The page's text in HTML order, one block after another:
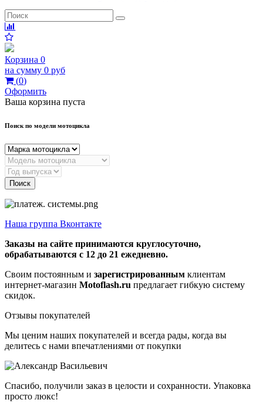
Корзина 0
на сумму 0 руб
(0)
Оформить
Ваша корзина пуста
Поиск по модели мотоцикла
Поиск
Наша группа Вконтакте
Заказы на сайте принимаются круглосуточно,
обрабатываются с 12 до 21 ежедневно.
Своим постоянным и зарегистрированным клиентам
интернет-магазин Motoflash.ru предлагает гибкую систему
скидок.
Отзывы покупателей
Мы ценим наших покупателей и всегда рады, когда вы
делитесь с нами впечатлениями от покупки
Спасибо, получили заказ в целости и сохранности. Упаковка
просто люкс!